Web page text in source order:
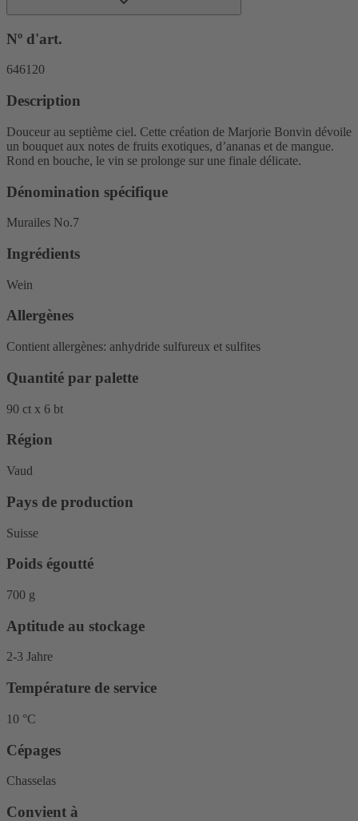
Nº d'art.
646120
Description
Douceur au septième ciel. Cette création de Marjorie Bonvin dévoile
un bouquet aux notes de fruits exotiques, d’ananas et de mangue.
Rond en bouche, le vin se prolonge sur une finale délicate.
Dénomination spécifique
Murailes No.7
Ingrédients
Wein
Allergènes
Contient allergènes: anhydride sulfureux et sulfites
Quantité par palette
90 ct x 6 bt
Région
Vaud
Pays de production
Suisse
Poids égoutté
700 g
Aptitude au stockage
2-3 Jahre
Température de service
10 °C
Cépages
Chasselas
Convient à